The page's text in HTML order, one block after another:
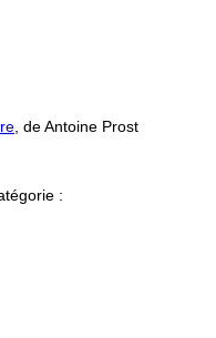
, de Antoine Prost
: